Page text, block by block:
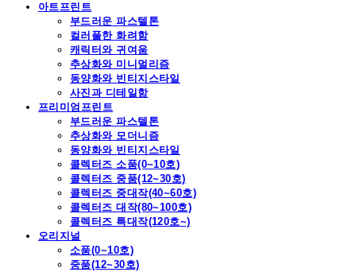
아트프린트
부드러운 파스텔톤
컬러풀한 화려함
캐릭터와 귀여움
추상화와 미니멀리즘
동양화와 빈티지스타일
사진과 디테일함
프리미엄프린트
부드러운 파스텔톤
추상화와 모더니즘
동양화와 빈티지스타일
콜렉터즈 소품(0~10호)
콜렉터즈 중품(12~30호)
콜렉터즈 중대작(40~60호)
콜렉터즈 대작(80~100호)
콜렉터즈 특대작(120호~)
오리지널
소품(0~10호)
중품(12~30호)